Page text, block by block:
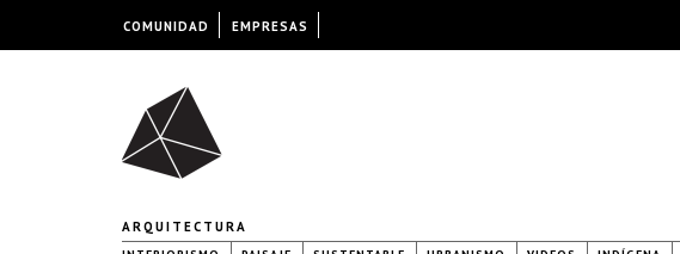
ARQUITECTURA
COMUNIDAD EMPRESAS